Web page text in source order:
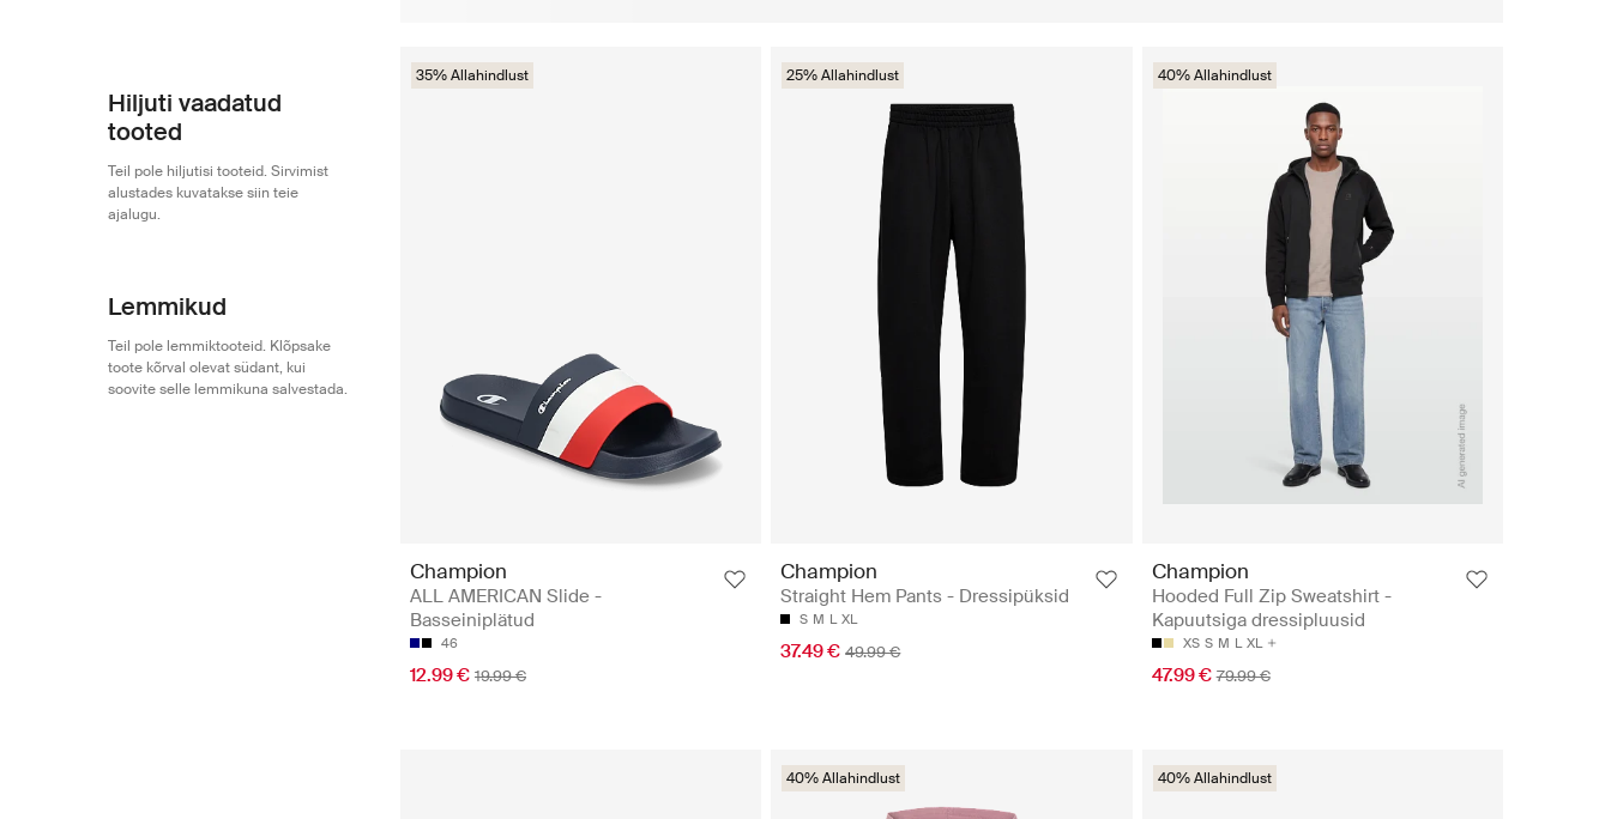
Hiljuti vaadatud
tooted
Teil pole hiljutisi tooteid. Sirvimist
alustades kuvatakse siin teie
ajalugu.
Lemmikud
Teil pole lemmiktooteid. Klõpsake
toote kõrval olevat südant, kui
soovite selle lemmikuna salvestada.
35% Allahindlust
Champion
ALL AMERICAN Slide -
Basseiniplätud
46
12.99 € 19.99 €
25% Allahindlust
Champion
Straight Hem Pants - Dressipüksid
S M L XL
37.49 € 49.99 €
40% Allahindlust
Champion
Hooded Full Zip Sweatshirt -
Kapuutsiga dressipluusid
XS S M L XL
47.99 € 79.99 €
40% Allahindlust 40% Allahindlust